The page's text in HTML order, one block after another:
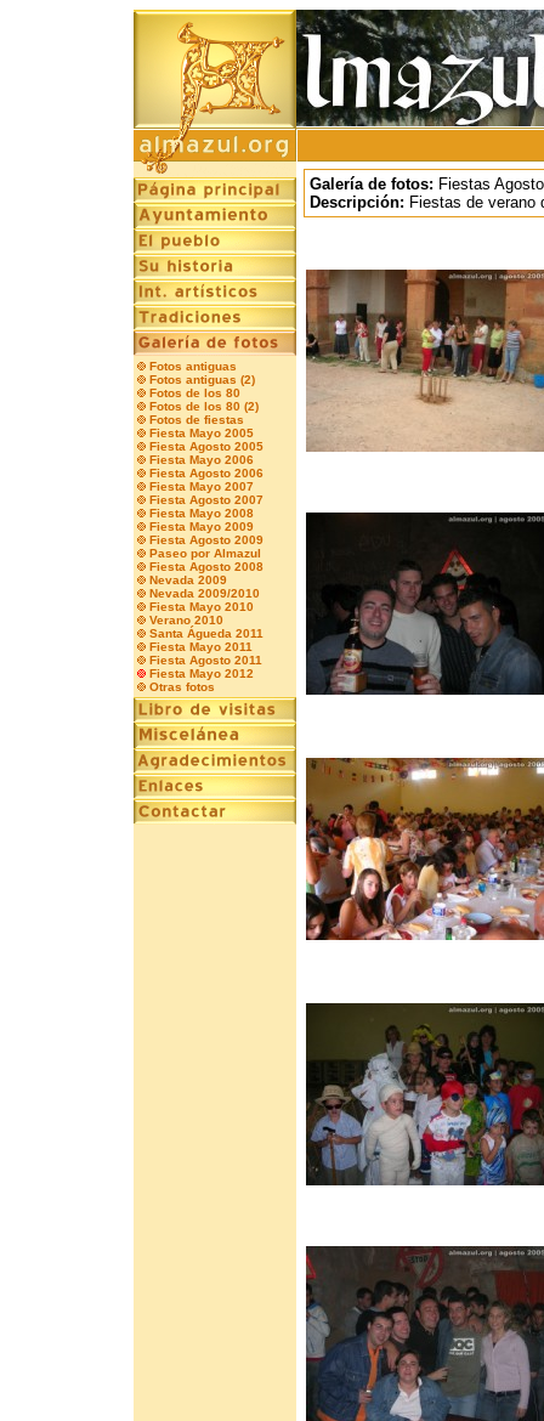
Fotos antiguas
Fotos antiguas (2)
Fotos de los 80
Fotos de los 80 (2)
Fotos de fiestas
Fiesta Mayo 2005
Fiesta Agosto 2005
Fiesta Mayo 2006
Fiesta Agosto 2006
Fiesta Mayo 2007
Fiesta Agosto 2007
Fiesta Mayo 2008
Fiesta Mayo 2009
Fiesta Agosto 2009
Paseo por Almazul
Fiesta Agosto 2008
Nevada 2009
Nevada 2009/2010
Fiesta Mayo 2010
Verano 2010
Santa Águeda 2011
Fiesta Mayo 2011
Fiesta Agosto 2011
Fiesta Mayo 2012
Otras fotos
Galería de fotos: Fiestas
Descripción: Fiestas de verano